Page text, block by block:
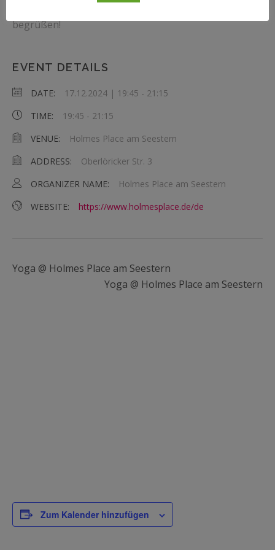
begrüßen!
EVENT DETAILS
DATE: 17.12.2024 | 19:45 - 21:15
TIME:
19:45 - 21:15
VENUE:
Holmes Place am Seestern
ADDRESS:
Oberlöricker Str. 3
ORGANIZER NAME:
Holmes Place am Seestern
WEBSITE:
https://www.holmesplace.de/de
Yoga @ Holmes Place am Seestern
Yoga @ Holmes Place am Seestern
Zum Kalender hinzufügen